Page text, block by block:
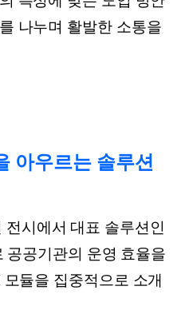
나누며 활발한 소통을
아우르는 솔루션
시에서 대표 솔루션인
공공기관의 운영 효율을
듈을 집중적으로 소개